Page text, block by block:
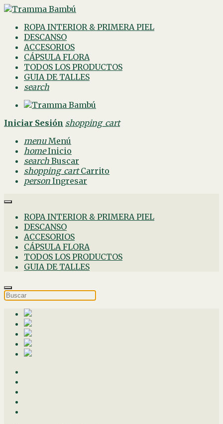
ROPA INTERIOR & PRIMERA PIEL
DESCANSO
ACCESORIOS
CÁPSULA FLORA
TODOS LOS PRODUCTOS
GUIA DE TALLES
search
Iniciar Sesión shopping_cart
menu Menú
home Inicio
search Buscar
shopping_cart Carrito
person Ingresar
ROPA INTERIOR & PRIMERA PIEL
DESCANSO
ACCESORIOS
CÁPSULA FLORA
TODOS LOS PRODUCTOS
GUIA DE TALLES